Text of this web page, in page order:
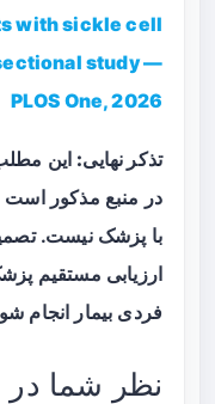
with sickle cell
study —
PLOS One, 2026
تذکر نهایی: این
در منبع مذکور
با پزشک نیست.
ارزیابی مستقیم
فردی بیمار انجام
نظر شما